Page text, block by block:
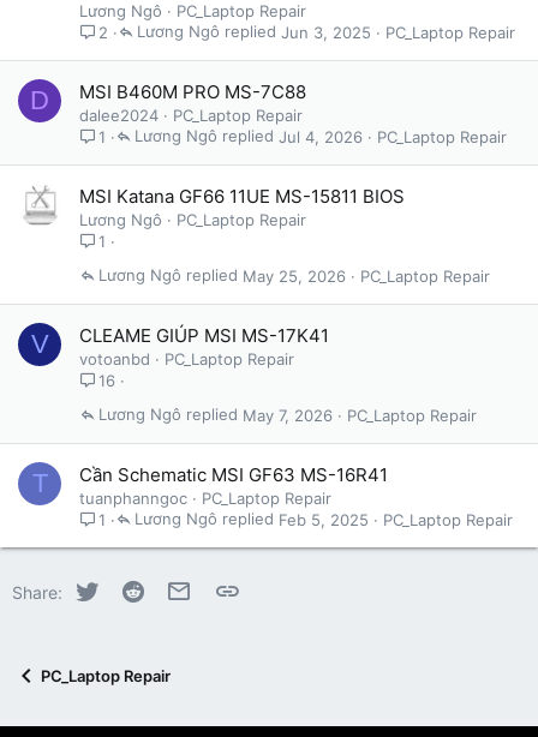
Lương Ngô
PC_Laptop Repair
2
PC_Laptop Repair
Jun 3, 2025
Lương Ngô
D MSI B460M PRO MS-7C88
dalee2024
PC_Laptop Repair
1
PC_Laptop Repair
Jul 4, 2026
Lương Ngô
MSI Katana GF66 11UE MS-15811 BIOS
Lương Ngô
PC_Laptop Repair
1
PC_Laptop Repair
May 25, 2026
Lương Ngô
V CLEAME GIÚP MSI MS-17K41
votoanbd
PC_Laptop Repair
16
PC_Laptop Repair
May 7, 2026
Lương Ngô
T Cần Schematic MSI GF63 MS-16R41
tuanphanngoc
PC_Laptop Repair
1
PC_Laptop Repair
Feb 5, 2025
Lương Ngô
Share: Twitter Reddit Email
PC_Laptop Repair